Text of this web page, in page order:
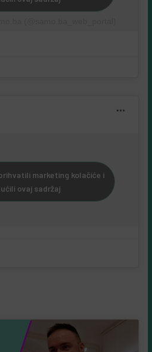
marketing kolačiće i
ovaj sadržaj